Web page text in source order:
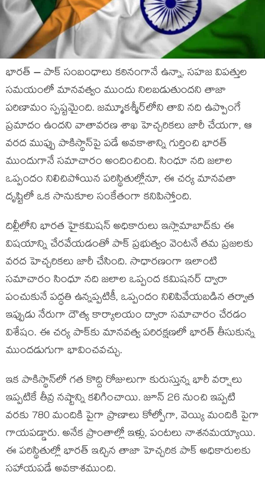
భారత్‌ – పాక్‌ సంబంధాలు కఠినంగానే ఉన్నా, సహజ విపత్తుల
సమయంలో మానవత్వం ముందు నిలబడుతుందని తాజా
పరిణామం స్పష్టమైంది. జమ్మూకశ్మీర్‌లోని తావి నది ఉప్పొంగే
ప్రమాదం ఉందని వాతావరణ శాఖ హెచ్చరికలు జారీ చేయగా, ఆ
వరద ముప్పు పాకిస్థాన్‌పై పడే అవకాశాన్ని గుర్తించి భారత్‌
ముందుగానే సమాచారం అందించింది. సింధూ నది జలాల
ఒప్పందం నిలిచిపోయిన పరిస్థితుల్లోనూ, ఈ చర్య మానవతా
దృష్టిలో ఒక సానుకూల సంకేతంగా కనిపిస్తోంది.
దిల్లీలోని భారత హైకమిషన్‌ అధికారులు ఇస్లామాబాద్‌కు ఈ
విషయాన్ని చేరవేయడంతో పాక్‌ ప్రభుత్వం వెంటనే తమ ప్రజలకు
వరద హెచ్చరికలు జారీ చేసింది. సాధారణంగా ఇలాంటి
సమాచారం సింధూ నది జలాల ఒప్పంద కమిషనర్‌ ద్వారా
పంచుకునే పద్ధతి ఉన్నప్పటికీ, ఒప్పందం నిలిపివేయబడిన తర్వాత
ఇప్పుడు నేరుగా దౌత్య కార్యాలయం ద్వారా సమాచారం చేరడం
విశేషం. ఈ చర్య పాక్‌కు మానవత్వ పరిరక్షణలో భారత్‌ తీసుకున్న
ముందడుగుగా భావించవచ్చు.
ఇక పాకిస్థాన్‌లో గత కొద్ది రోజులుగా కురుస్తున్న భారీ వర్షాలు
ఇప్పటికే తీవ్ర నష్టాన్ని కలిగించాయి. జూన్‌ 26 నుంచి ఇప్పటి
వరకు 780 మందికి పైగా ప్రాణాలు కోల్పోగా, వెయ్యి మందికి పైగా
గాయపడ్డారు. అనేక ప్రాంతాల్లో ఇళ్లు, పంటలు నాశనమయ్యాయి.
ఈ పరిస్థితుల్లో భారత్‌ ఇచ్చిన తాజా హెచ్చరిక పాక్‌ అధికారులకు
సహాయపడే అవకాశముంది.